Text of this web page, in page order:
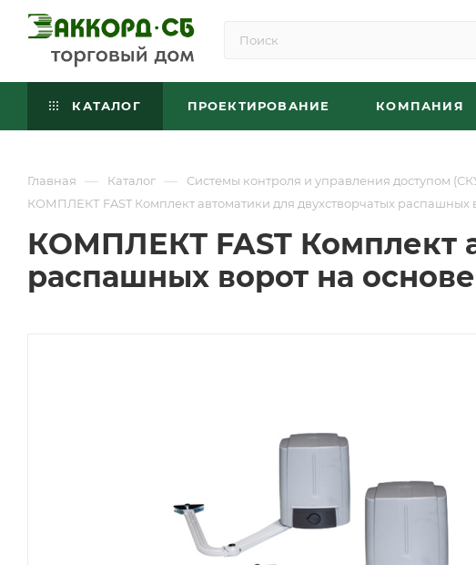
КАТАЛОГ ПРОЕКТИРОВАНИЕ КОМПАНИЯ
Главная — Каталог — Системы контроля и управления доступом
КОМПЛЕКТ FAST Комплект автоматики для двухстворчатых распашных
КОМПЛЕКТ FAST Комплект
распашных ворот на